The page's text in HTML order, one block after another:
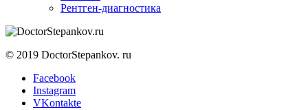
Рентген-диагностика
© 2019 DoctorStepankov. ru
Facebook
Instagram
VKontakte